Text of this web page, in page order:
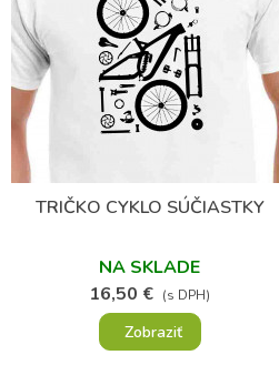
Obľúbené
TRIČKO CYKLO SÚČIASTKY
NA SKLADE
16,50 € (s DPH)
Zobraziť